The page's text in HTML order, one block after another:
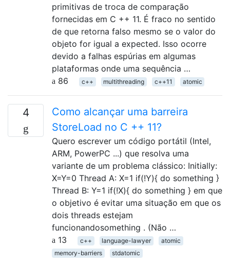
primitivas de troca de comparação
fornecidas em C ++ 11. É fraco no sentido
de que retorna falso mesmo se o valor do
objeto for igual a expected. Isso ocorre
devido a falhas espúrias em algumas
plataformas onde uma sequência …
86
c++ multithreading c++11 atomic
4
Como alcançar uma barreira
StoreLoad no C ++ 11?
Quero escrever um código portátil (Intel,
ARM, PowerPC ...) que resolva uma
variante de um problema clássico: Initially:
X=Y=0 Thread A: X=1 if(!Y){ do something }
Thread B: Y=1 if(!X){ do something } em que
o objetivo é evitar uma situação em que os
dois threads estejam
funcionandosomething . (Não …
13
c++ language-lawyer
atomic
memory-barriers
stdatomic